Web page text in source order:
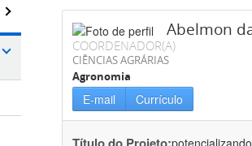
Abelmon
COORDENADOR(A)
CIÊNCIAS AGRÁRIAS
Agronomia
E-mail Currículo